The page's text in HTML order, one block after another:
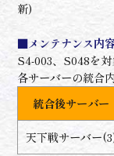
新)
■メンテナンス内
S4-003、S048を
各サーバーの統合
統合後サーバー
天下戦サーバー